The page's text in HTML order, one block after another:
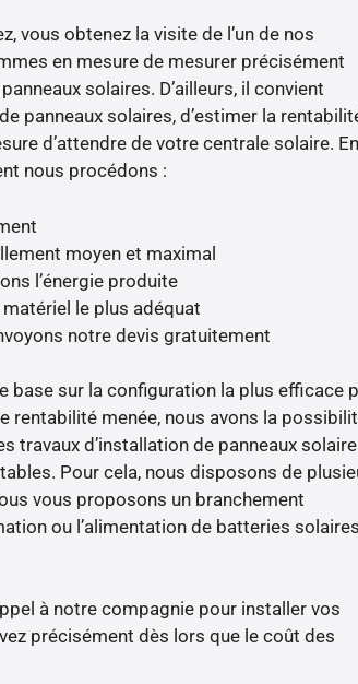
vous obtenez la visite de l’un de nos
en mesure de mesurer précisément
solaires. D’ailleurs, il convient
panneaux solaires, d’estimer la
d’attendre de votre centrale solaire. En
nous procédons :
moyen et maximal
l’énergie produite
le plus adéquat
notre devis gratuitement
base sur la configuration la plus efficace
rentabilité menée, nous avons la
travaux d’installation de panneaux
Pour cela, nous disposons de
vous proposons un branchement
ou l’alimentation de batteries
à notre compagnie pour installer vos
précisément dès lors que le coût des